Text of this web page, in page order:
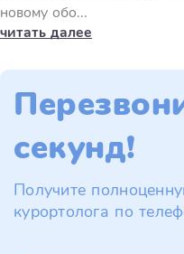
новому обо...
читать далее
секунд!
Получите
курортолога по